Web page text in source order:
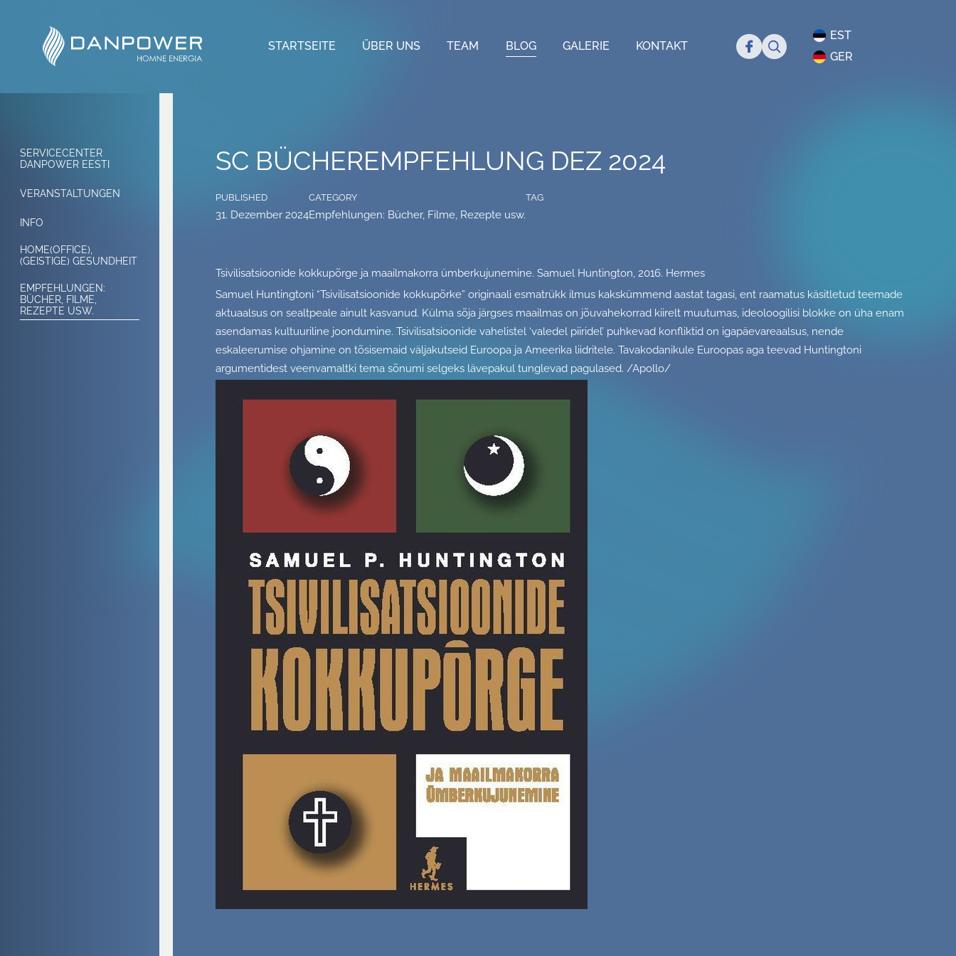
STARTSEITE ÜBER UNS TEAM BLOG GALERIE KONTAKT
Search
EST
GER
SERVICECENTER
DANPOWER EESTI
VERANSTALTUNGEN
INFO
HOME(OFFICE),
(GEISTIGE) GESUNDHEIT
EMPFEHLUNGEN:
BÜCHER, FILME,
REZEPTE USW.
SC BÜCHEREMPFEHLUNG DEZ 2024
PUBLISHED
31. Dezember 2024
CATEGORY
Empfehlungen: Bücher, Filme, Rezepte usw.
TAG
Tsivilisatsioonide kokkupõrge ja maailmakorra ümberkujunemine. Samuel Huntington, 2016. Hermes
Samuel Huntingtoni “Tsivilisatsioonide kokkupõrke” originaali esmatrükk ilmus kakskümmend aastat tagasi, ent raamatus käsitletud teemade
aktuaalsus on sealtpeale ainult kasvanud. Külma sõja järgses maailmas on jõuvahekorrad kiirelt muutumas, ideoloogilisi blokke on üha enam
asendamas kultuuriline joondumine. Tsivilisatsioonide vahelistel ‘valedel piiridel’ puhkevad konfliktid on igapäevareaalsus, nende
eskaleerumise ohjamine on tõsisemaid väljakutseid Euroopa ja Ameerika liidritele. Tavakodanikule Euroopas aga teevad Huntingtoni
argumentidest veenvamaltki tema sõnumi selgeks lävepakul tunglevad pagulased. /Apollo/